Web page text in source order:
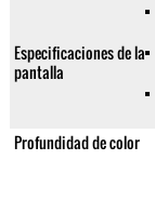
Especificaciones de la
pantalla
Profundidad de color